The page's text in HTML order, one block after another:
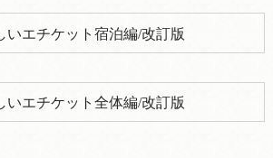
いエチケット宿泊編/改訂版
いエチケット全体編/改訂版